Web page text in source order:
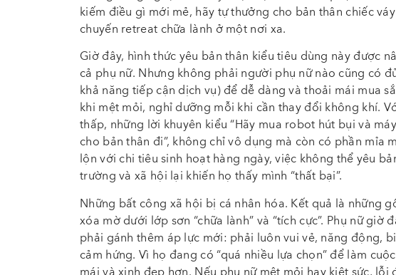
kiếm điều gì mới mẻ, hãy tự thưởng cho bản thân chiếc
chuyến retreat chữa lành ở một nơi xa.
Giờ đây, hình thức yêu bản thân kiểu tiêu dùng này được
cả phụ nữ. Nhưng không phải người phụ nữ nào cũng có
khả năng tiếp cận dịch vụ) để dễ dàng và thoải mái mua
khi mệt mỏi, nghỉ dưỡng mỗi khi cần thay đổi không khí.
thấp, những lời khuyên kiểu “Hãy mua robot hút bụi và
cho bản thân đi”, không chỉ vô dụng mà còn có phần mỉa
lộn với chi tiêu sinh hoạt hàng ngày, việc không thể yêu
trường và xã hội lại khiến họ thấy mình “thất bại”.
Những bất công xã hội bị cá nhân hóa. Kết quả là những
xóa mờ dưới lớp sơn “chữa lành” và “tích cực”. Phụ nữ giờ
phải gánh thêm áp lực mới: phải luôn vui vẻ, năng động,
cảm hứng. Vì họ đang có “quá nhiều lựa chọn” để làm
mái và xinh đẹp hơn. Nếu phụ nữ mệt mỏi hay kiệt sức, lỗi